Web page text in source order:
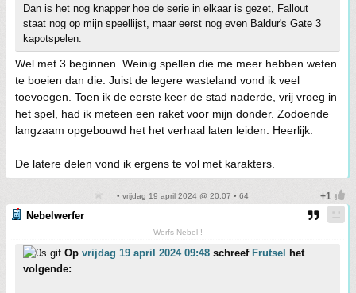
Dan is het nog knapper hoe de serie in elkaar is gezet, Fallout
staat nog op mijn speellijst, maar eerst nog even Baldur's Gate 3
kapotspelen.
Wel met 3 beginnen. Weinig spellen die me meer hebben weten
te boeien dan die. Juist de legere wasteland vond ik veel
toevoegen. Toen ik de eerste keer de stad naderde, vrij vroeg in
het spel, had ik meteen een raket voor mijn donder. Zodoende
langzaam opgebouwd het het verhaal laten leiden. Heerlijk.
De latere delen vond ik ergens te vol met karakters.
• vrijdag 19 april 2024 @ 20:07 • 64
Nebelwerfer
Werfs Nebel !
Op vrijdag 19 april 2024 09:48 schreef Frutsel
het
volgende: